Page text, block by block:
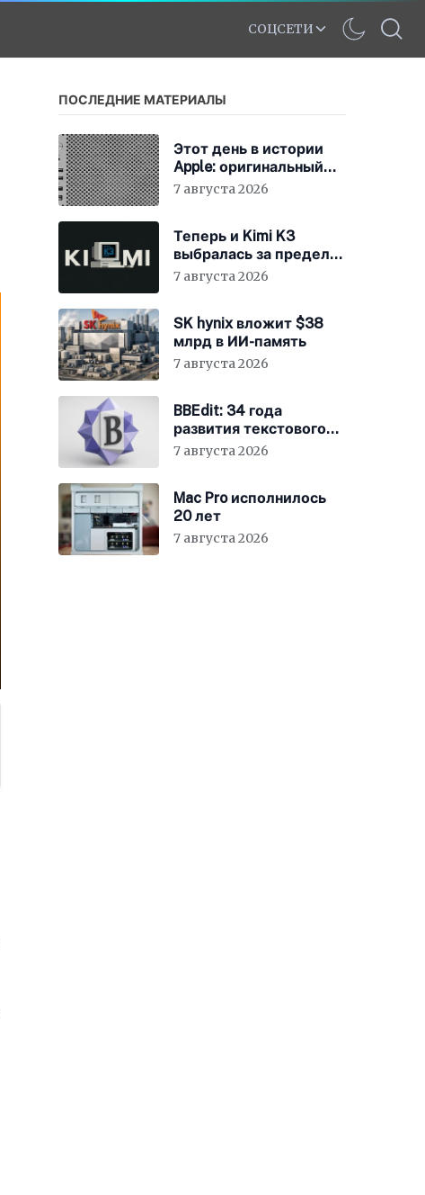
СОЦСЕТИ
ПОСЛЕДНИЕ МАТЕРИАЛЫ
Этот день в истории
Apple: оригинальный
Mac Pro получает
7 августа 2026
Теперь и Kimi K3
выбралась за пределы
«песочницы»
7 августа 2026
SK hynix вложит $38
млрд в ИИ-память
7 августа 2026
BBEdit: 34 года
развития текстового
редактора для Mac
7 августа 2026
Mac Pro исполнилось
20 лет
7 августа 2026